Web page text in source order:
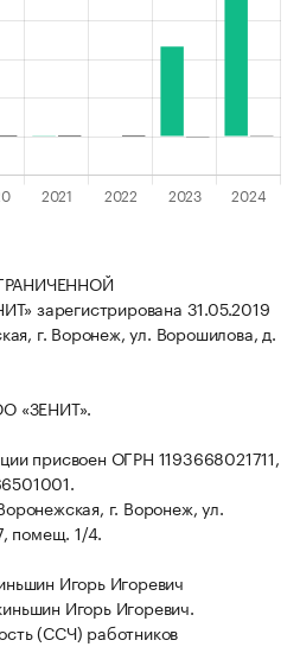
зарегистрирована 31.05.2019
г. Воронеж, ул. Ворошилова, д.
«ЗЕНИТ».
присвоен ОГРН 1193668021711,
г. Воронеж, ул.
помещ. 1/4.
Игорь Игоревич
Игорь Игоревич.
(ССЧ) работников